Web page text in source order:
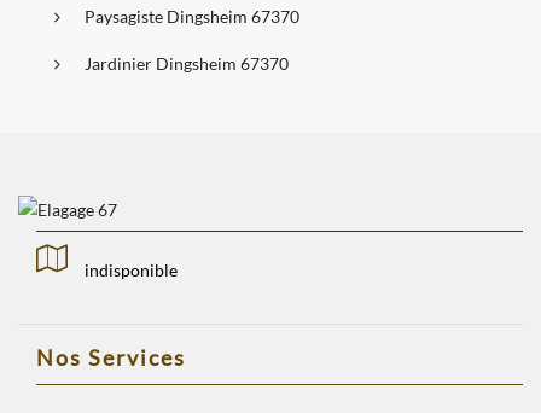
Paysagiste Dingsheim 67370
Jardinier Dingsheim 67370
indisponible
Nos Services